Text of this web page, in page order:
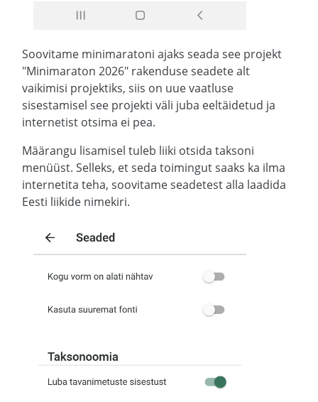
Soovitame minimaratoni ajaks seada see projekt
"Minimaraton 2026" rakenduse seadete alt
vaikimisi projektiks, siis on uue vaatluse
sisestamisel see projekti väli juba eeltäidetud ja
internetist otsima ei pea.
Määrangu lisamisel tuleb liiki otsida taksoni
menüüst. Selleks, et seda toimingut saaks ka ilma
internetita teha, soovitame seadetest alla laadida
Eesti liikide nimekiri.